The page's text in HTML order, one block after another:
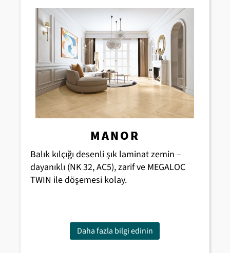
MANOR
Balık kılçığı desenli şık laminat zemin –
dayanıklı (NK 32, AC5), zarif ve MEGALOC
TWIN ile döşemesi kolay.
Daha fazla bilgi edinin